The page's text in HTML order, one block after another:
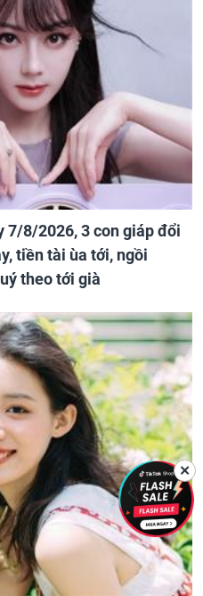
7/8/2026, 3 con giáp đổi
tiền tài ùa tới, ngồi
theo tới già
✕